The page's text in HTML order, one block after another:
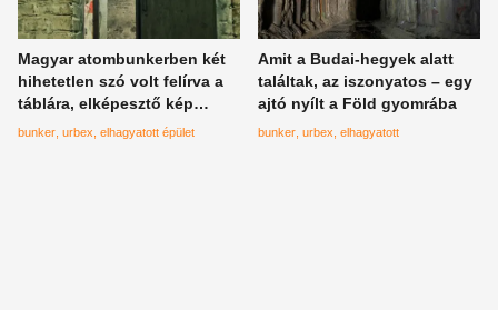
Magyar atombunkerben két
hihetetlen szó volt felírva a
táblára, elképesztő kép
került az internetre
bunker urbex elhagyatott épület
Amit a Budai-hegyek alatt
találtak, az iszonyatos – egy
ajtó nyílt a Föld gyomrába
bunker urbex elhagyatott